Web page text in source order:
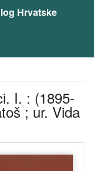
Hrvatske
I. : (1895-
; ur. Vida